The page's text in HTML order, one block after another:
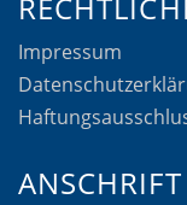
Impressum
ANSCHRIFT